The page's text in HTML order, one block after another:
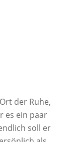
der Ruhe,
es ein paar
soll er